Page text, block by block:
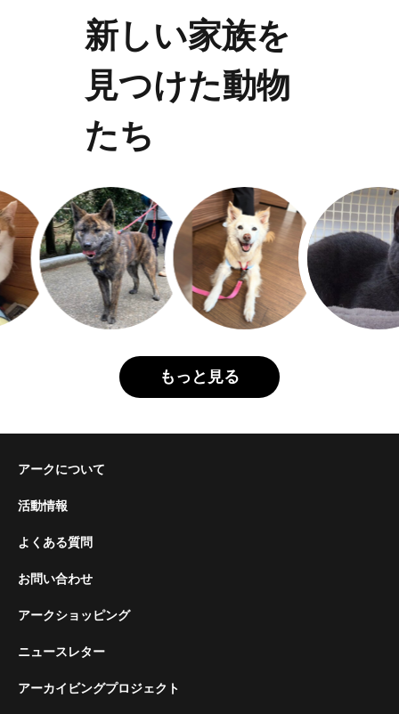
新しい家族を
見つけた動物
たち
もっと見る
アークについて
活動情報
よくある質問
お問い合わせ
アークショッピング
ニュースレター
アーカイビングプロジェクト